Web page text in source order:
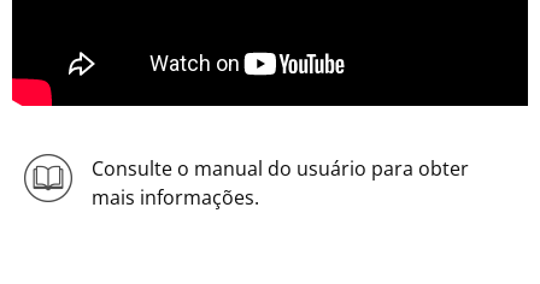
Consulte o manual do usuário para obter
mais informações.